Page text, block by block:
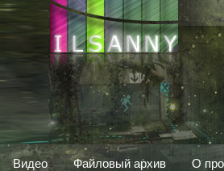
Видео Файловый архив О